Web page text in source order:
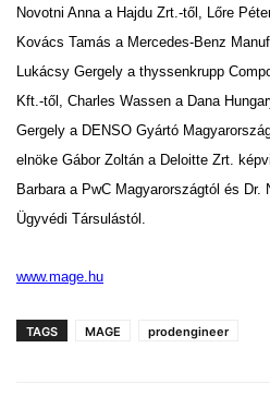
Novotni Anna a Hajdu Zrt.-től, Lőre
Kovács Tamás a Mercedes-Benz
Lukácsy Gergely a thyssenkrupp
Kft.-től, Charles Wassen a Dana
Gergely a DENSO Gyártó
elnöke Gábor Zoltán a Deloitte Zrt.
Barbara a PwC Magyarországtól és Dr.
Ügyvédi Társulástól.
www.mage.hu
TAGS MAGE prodengineer